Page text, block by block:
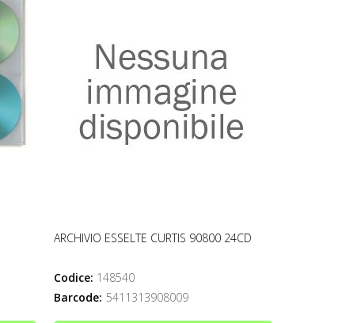
ARCHIVIO ESSELTE CURTIS 90800 24CD
Codice: 148540
Barcode: 5411313908009